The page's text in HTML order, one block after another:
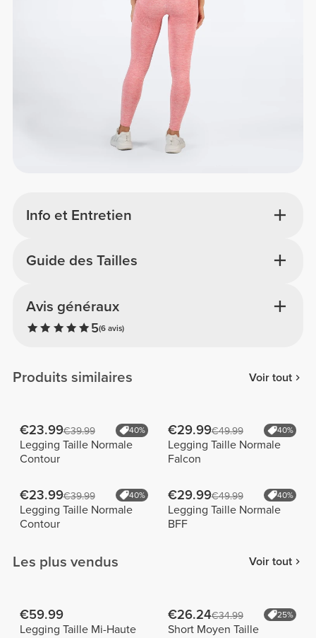
Info et Entretien
Avis généraux
5(6 avis)
Guide des Tailles
Produits similaires Voir tout
€23.99€39.99 40%
Legging Taille Normale
Contour
€29.99€49.99 40%
Legging Taille Normale
Falcon
€23.99€39.99 40%
Legging Taille Normale
Contour
€29.99€49.99 40%
Legging Taille Normale
BFF
Les plus vendus Voir tout
€59.99
Legging Taille Mi-Haute
€26.24€34.99 25%
Short Moyen Taille